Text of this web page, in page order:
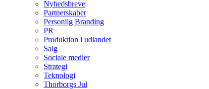
Nyhedsbreve
Partnerskaber
Personlig Branding
PR
Produktion i udlandet
Salg
Sociale medier
Strategi
Teknologi
Thorborgs Jul